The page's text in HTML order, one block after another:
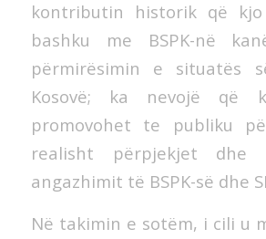
kontributin historik që
bashku me BSPK-në
përmirësimin e situatës
Kosovë; ka nevojë që
promovohet te publiku
realisht përpjekjet dhe
angazhimit të BSPK-së dhe
Në takimin e sotëm, i cili u